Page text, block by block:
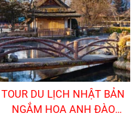
TOUR DU LỊCH NHẬT BẢN
NGẮM HOA ANH ĐÀO